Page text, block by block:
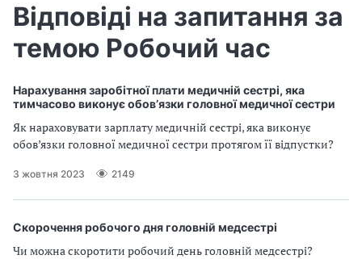
Відповіді на запитання за
темою Робочий час
Нарахування заробітної плати медичній сестрі, яка
тимчасово виконує обов’язки головної медичної сестри
Як нараховувати зарплату медичній сестрі, яка виконує
обов’язки головної медичної сестри протягом її відпустки?
3 жовтня 2023 2149
Скорочення робочого дня головній медсестрі
Чи можна скоротити робочий день головній медсестрі?
и
м
о
т
р
м
а
и
б